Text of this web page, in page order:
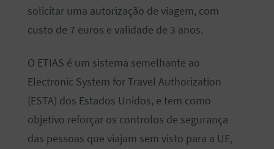
solicitar uma autorização de viagem, com
custo de 7 euros e validade de 3 anos.
O ETIAS é um sistema semelhante ao
Electronic System for Travel Authorization
(ESTA) dos Estados Unidos, e tem como
objetivo reforçar os controlos de segurança
das pessoas que viajam sem visto para a UE,